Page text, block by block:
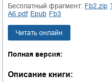
Бесплатный фрагмент:
fb2.zip
a6.pdf
epub fb3
Читать онлайн
Полная версия:
Описание книги: